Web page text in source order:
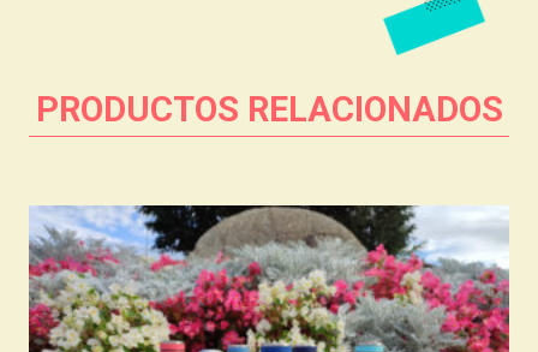
PRODUCTOS RELACIONADOS